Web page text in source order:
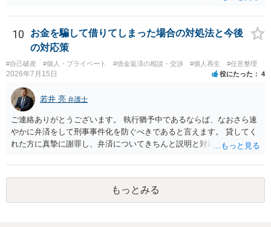
がいいとは思います。 そもそも、特殊詐欺関係なく旦那さんの行為
は法に触れる可能性もあります。 ＞100万を支払わず穏便に和解する
ことは可能でしょうか？ →一般的には難しいです。相談者さんも１０
０万円の被害を受けたとして、１円も払わないで和解したいと言われ
たら、 できるだけ重い刑罰を与えて欲しい、と思われるのではない
でしょうか。 ＞弁護士さんに入ってもらうことで支払額が下がること
はありますか？ そこはあり得ます、ただ、弁護士費用かけるならその
分賠償に回すことも考えられるので、 兼ね合いは考えてみましょう。
10
お金を騙して借りてしまった場合の対処法と今後
の対応策
#自己破産 #個人・プライベート #借金返済の相談・交渉 #個人再生 #任意整理
2026年7月15日 役にたった 4
若井 亮 弁護士
ご連絡ありがとうございます。 執行猶予中であるならば、なおさら速
やかに弁済をして刑事事件化を防ぐべきであると言えます。 貸してく
れた方に真摯に謝罪し、弁済についてきちんと説明と対応を行ってい
もっとみる